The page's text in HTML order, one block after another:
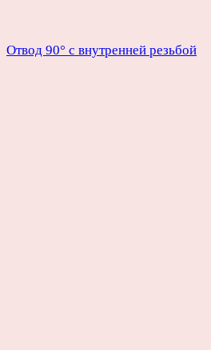
Отвод 90° с внутренней резьбой